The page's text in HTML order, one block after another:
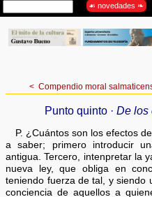
< Compendio moral
Punto quinto · De los
P. ¿Cuántos son los efectos
a saber; primero introducir
antigua. Tercero, intenpretar la
nueva ley, que obliga en
teniendo fuerza de tal, y siendo
conciencia de aquellos a